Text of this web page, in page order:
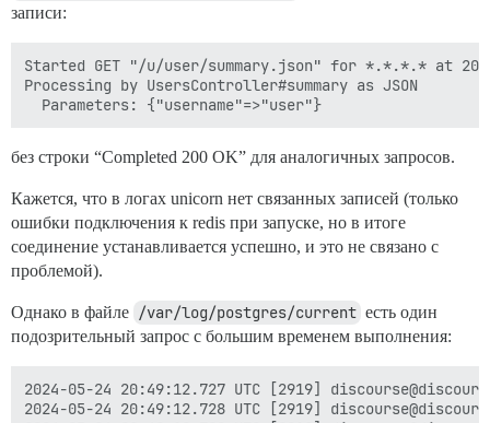
записи:
Started GET "/u/user/summary.json" for *.*.*.* at
Processing by UsersController#summary as JSON
без строки “Completed 200 OK” для аналогичных запросов.
Кажется, что в логах unicorn нет связанных записей (только
ошибки подключения к redis при запуске, но в итоге
соединение устанавливается успешно, и это не связано с
проблемой).
Однако в файле /var/log/postgres/current есть один
подозрительный запрос с большим временем выполнения:
2024-05-24 20:49:12.727 UTC [2919]
2024-05-24 20:49:12.728 UTC [2919]